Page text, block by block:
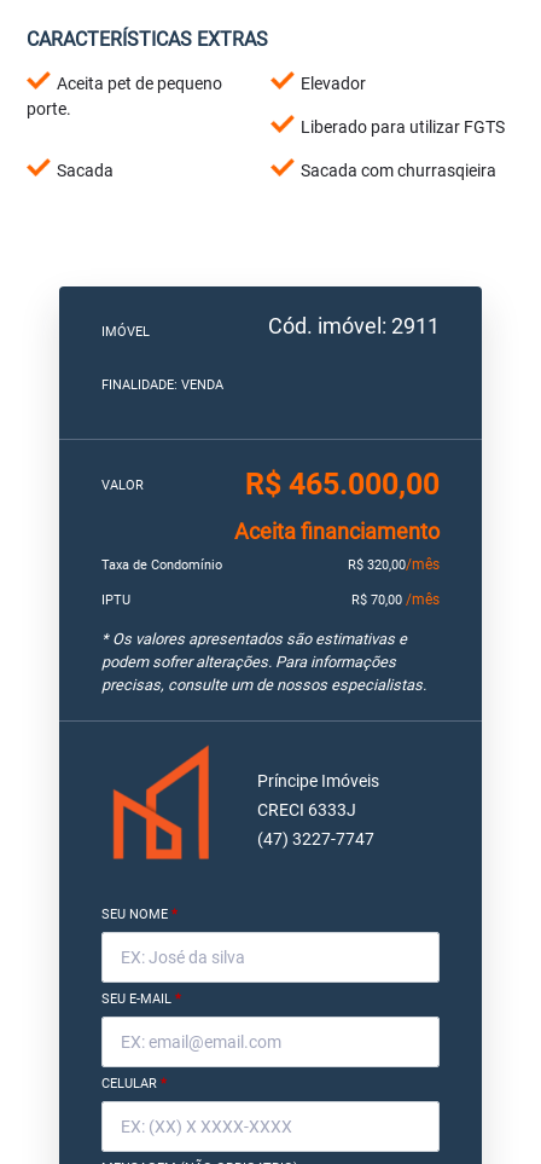
CARACTERÍSTICAS EXTRAS
Aceita pet de pequeno
porte.
Elevador
Liberado para utilizar FGTS
Sacada Sacada com churrasqieira
IMÓVEL Cód. imóvel: 2911
FINALIDADE: VENDA
VALOR R$ 465.000,00
Aceita financiamento
Taxa de Condomínio R$ 320,00/mês
IPTU R$ 70,00 /mês
* Os valores apresentados são estimativas e
podem sofrer alterações. Para informações
precisas, consulte um de nossos especialistas.
Príncipe Imóveis
CRECI 6333J
(47) 3227-7747
SEU NOME *
SEU E-MAIL *
CELULAR *